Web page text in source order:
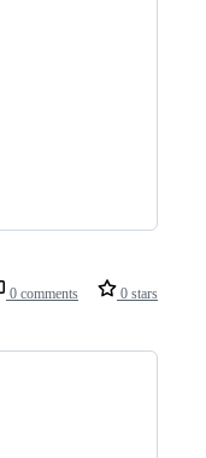
0 comments 0 stars